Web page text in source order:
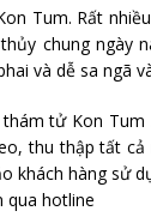
Tum. Rất
chung ngày
và dễ sa ngã
tử Kon
thu thập tất cả
khách hàng sử
qua hotline